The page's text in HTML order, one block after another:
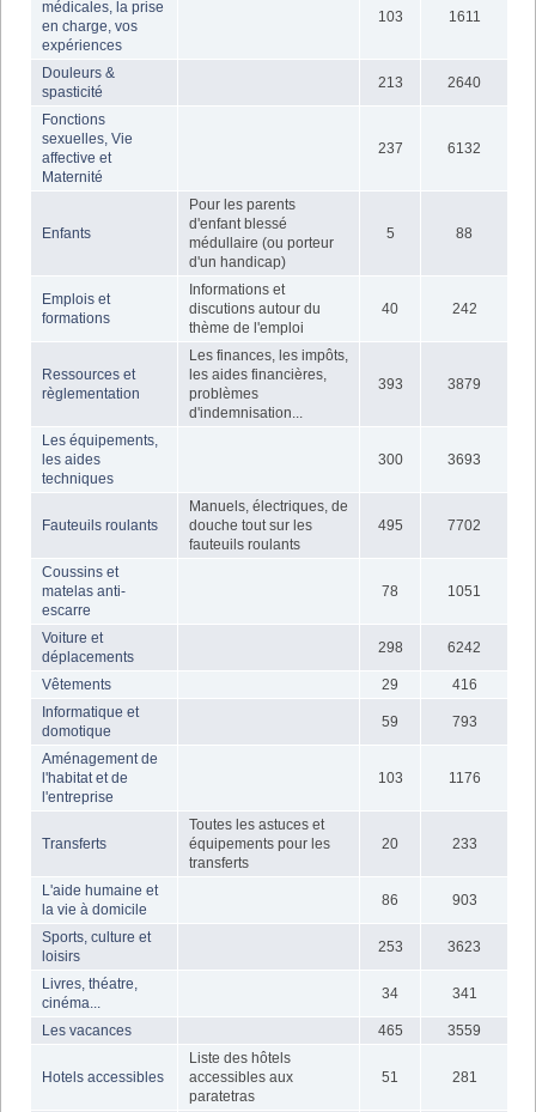
médicales, la prise
en charge, vos
expériences
103 1611
Douleurs &
spasticité
213 2640
Fonctions
sexuelles, Vie
affective et
Maternité
237 6132
Enfants
Pour les parents
d'enfant blessé
médullaire (ou porteur
d'un handicap)
5 88
Emplois et
formations
Informations et
discutions autour du
thème de l'emploi
40 242
Ressources et
règlementation
Les finances, les impôts,
les aides financières,
problèmes
d'indemnisation...
393 3879
Les équipements,
les aides
techniques
300 3693
Fauteuils roulants
Manuels, électriques, de
douche tout sur les
fauteuils roulants
495 7702
Coussins et
matelas anti-
escarre
78 1051
Voiture et
déplacements
298 6242
Vêtements 29
416
Informatique et
domotique
59 793
Aménagement de
l'habitat et de
l'entreprise
103 1176
Transferts
Toutes les astuces et
équipements pour les
transferts
20 233
L'aide humaine et
la vie à domicile
86 903
Sports, culture et
loisirs
253 3623
Livres, théatre,
cinéma...
34 341
Les vacances 465 3559
Hotels accessibles
Liste des hôtels
accessibles aux
paratetras
51 281